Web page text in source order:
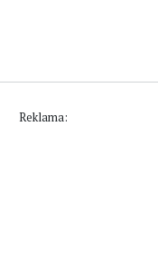
Reklama: